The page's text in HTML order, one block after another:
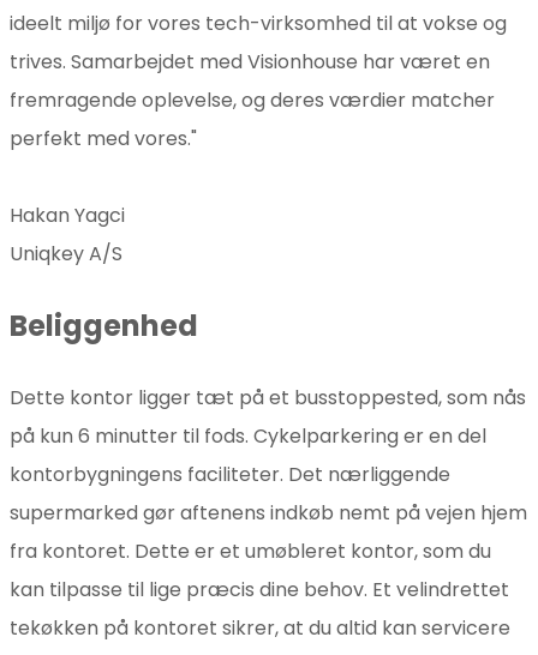
ideelt miljø for vores tech-virksomhed til at vokse og
trives. Samarbejdet med Visionhouse har været en
fremragende oplevelse, og deres værdier matcher
perfekt med vores."
Hakan Yagci
Uniqkey A/S
Beliggenhed
Dette kontor ligger tæt på et busstoppested, som nås
på kun 6 minutter til fods. Cykelparkering er en del
kontorbygningens faciliteter. Det nærliggende
supermarked gør aftenens indkøb nemt på vejen hjem
fra kontoret. Dette er et umøbleret kontor, som du
kan tilpasse til lige præcis dine behov. Et velindrettet
tekøkken på kontoret sikrer, at du altid kan servicere